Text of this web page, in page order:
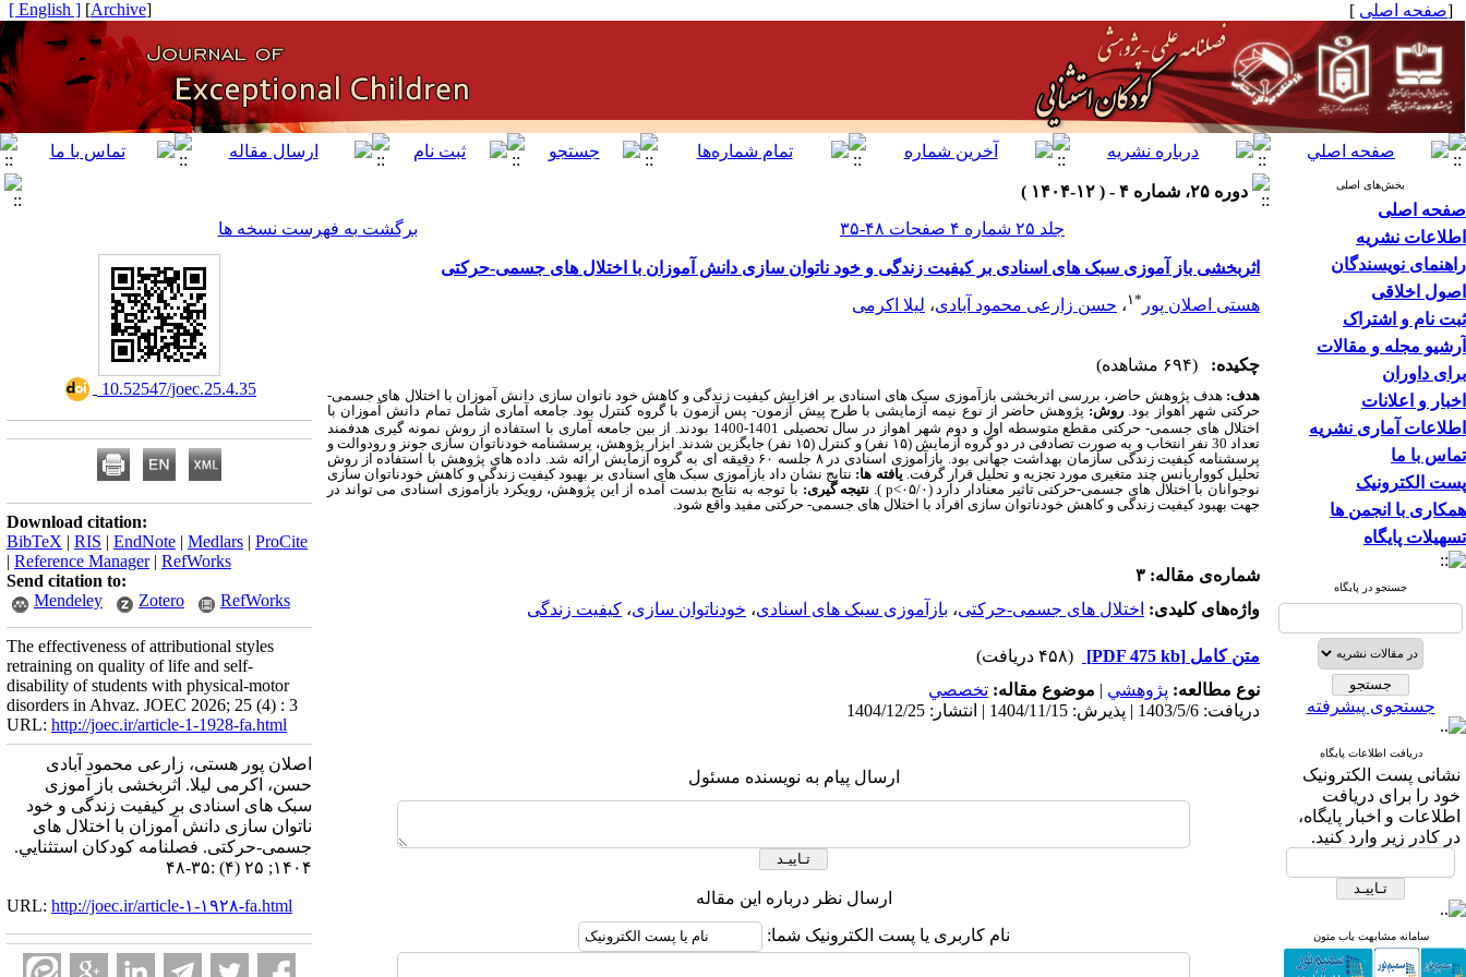
[صفحه اصلی ]
[
Archive
]
[ English ]
بخش‌های اصلی
صفحه اصلی
اطلاعات نشریه
راهنمای نویسندگان
اصول اخلاقی
ثبت نام و اشتراک
آرشیو مجله و مقالات
برای داوران
اخبار و اعلانات
اطلاعات آماری نشریه
تماس با ما
پست الکترونیک
همکاری با انجمن ها
تسهیلات پایگاه
جستجو در پایگاه
جستجوی پیشرفته
دریافت اطلاعات پایگاه
نشانی پست الکترونیک
خود را برای دریافت
اطلاعات و اخبار پایگاه،
در کادر زیر وارد کنید.
سامانه مشابهت یاب متون
دوره ۲۵، شماره ۴ - ( ۱۲-۱۴۰۴ )
جلد ۲۵ شماره ۴ صفحات ۴۸-۳۵
برگشت به فهرست نسخه ها
اثربخشی باز آموزی سبک های اسنادی بر کیفیت زندگی و خود ناتوان سازی دانش آموزان با اختلال های جسمی-حرکتی
هستی اصلان پور *۱ ، حسن زارعی محمود آبادی، لیلا اکرمی
چکیده: (۶۹۴ مشاهده)
هدف: هدف پژوهش حاضر ، بررسی اثربخشی بازآموزی سبک های اسنادی بر افزایش کیفیت زندگی و کاهش خود ناتوان سازی دانش آموزان با اختلال های جسمی-
حرکتی شهر اهواز بود. روش: پژوهش حاضر از نوع نیمه آزمایشی با طرح پیش آزمون- پس آزمون با گروه کنترل بود. جامعه آماری شامل تمام دانش آموزان با
اختلال های
جسمی- حرکتی مقطع متوسطه اول و دوم شهر اهواز در سال تحصیلی 1401-1400 بودند. از بین جامعه آماری با استفاده از روش نمونه گیری هدفمند
تعداد 30 نفر انتخاب و به ‌صورت تصادفی در دو گروه آزمایش (۱۵ نفر) و کنترل (۱۵ نفر) جایگزین شدند. ابزار پژوهش، پرسشنامه خودناتوان سازی جونز و رودوالت و
پرسشنامه کیفیت زندگی سازمان بهداشت جهانی بود. بازآموزی اسنادی در ۸ جلسه ۶۰ دقیقه ای به گروه آزمایش ارائه شد . داده های پژوهش با استفاده از روش
تحلیل کوواریانس چند متغیری مورد تجزیه و تحلیل قرار گرفت. یافته ها: نتایج نشان داد بازآموزی سبک های اسنادی بر بهبود کیفیت زندگی و کاهش خودناتوان سازی
نوجوانان با اختلال های جسمی-حرکتی تاثیر معنادار دارد(۰۵/۰ p<
). نتیجه گیری: با توجه به نتایج بدست آمده از این پژوهش، رویکرد بازآموزی اسنادی می تواند در
جهت بهبود کیفیت زندگی و کاهش خودناتوان سازی افراد با اختلال های جسمی- حرکتی مفید واقع شود.
شماره‌ی مقاله: ۳
واژه‌های کلیدی: اختلال های جسمی-حرکتی، بازآموزی سبک های اسنادی، خودناتوان سازی، کیفیت زندگی
متن کامل [PDF 475 kb]
(۴۵۸ دریافت)
نوع مطالعه: پژوهشي | موضوع مقاله: تخصصي
دریافت: 1403/5/6 | پذیرش: 1404/11/15 | انتشار: 1404/12/25
ارسال پیام به نویسنده مسئول
ارسال نظر درباره این مقاله
نام کاربری یا پست الکترونیک شما:
‎ 10.52547/joec.25.4.35
Download citation:
BibTeX | RIS | EndNote | Medlars | ProCite
| Reference Manager| RefWorks
Send citation to:
Mendeley
Zotero RefWorks
The effectiveness of attributional styles
retraining on quality of life and self-
disability of students with physical-motor
disorders in Ahvaz. JOEC 2026; 25 (4) : 3
URL: http://joec.ir/article-1-1928-fa.html
اصلان پور هستی، زارعی محمود آبادی
حسن، اکرمی لیلا. اثربخشی باز آموزی
سبک های اسنادی بر کیفیت زندگی و خود
ناتوان سازی دانش آموزان با اختلال های
جسمی-حرکتی. فصلنامه كودكان استثنايي.
۱۴۰۴; ۲۵ (۴) :۳۵-۴۸
URL: http://joec.ir/article-۱-۱۹۲۸-fa.html